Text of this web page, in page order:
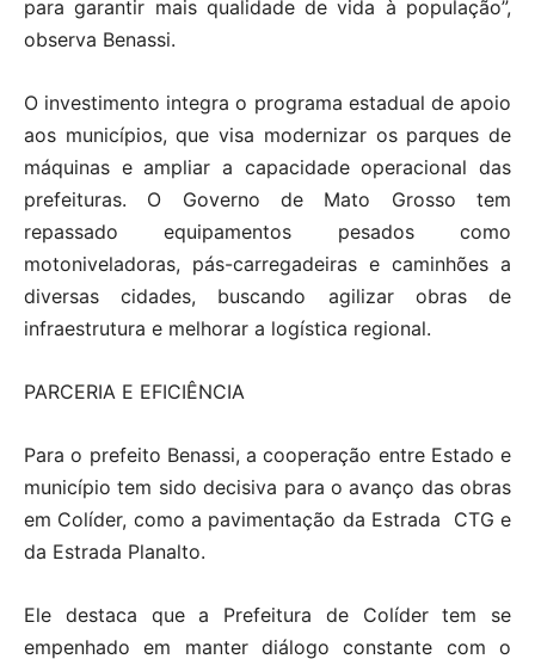
para garantir mais qualidade de vida à população”,
observa Benassi.
O investimento integra o programa estadual de apoio
aos municípios, que visa modernizar os parques de
máquinas e ampliar a capacidade operacional das
prefeituras. O Governo de Mato Grosso tem
repassado equipamentos pesados como
motoniveladoras, pás-carregadeiras e caminhões a
diversas cidades, buscando agilizar obras de
infraestrutura e melhorar a logística regional.
PARCERIA E EFICIÊNCIA
Para o prefeito Benassi, a cooperação entre Estado e
município tem sido decisiva para o avanço das obras
em Colíder, como a pavimentação da Estrada CTG e
da Estrada Planalto.
Ele destaca que a Prefeitura de Colíder tem se
empenhado em manter diálogo constante com o